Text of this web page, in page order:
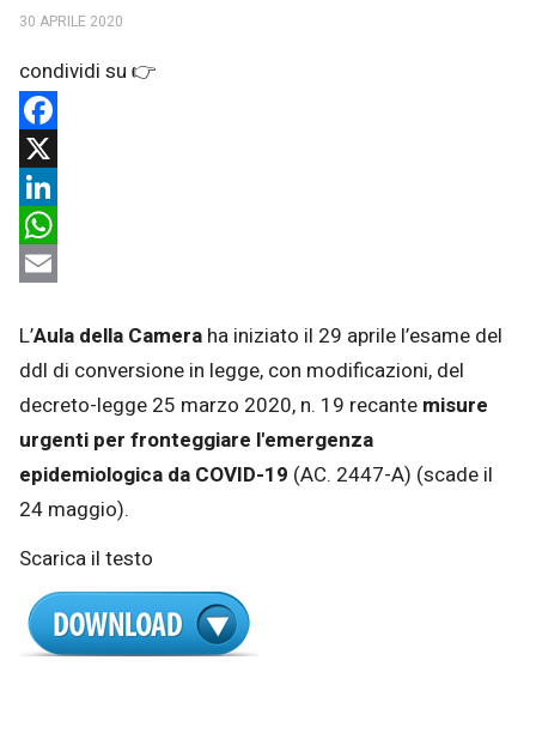
30 APRILE 2020
Facebook
X
LinkedIn
WhatsApp
L’Aula della Camera ha iniziato il 29 aprile l’esame del
ddl di conversione in legge, con modificazioni, del
decreto-legge 25 marzo 2020, n. 19 recante misure
urgenti per fronteggiare l'emergenza
epidemiologica da COVID-19 (AC. 2447-A) (scade il
24 maggio).
Scarica il testo